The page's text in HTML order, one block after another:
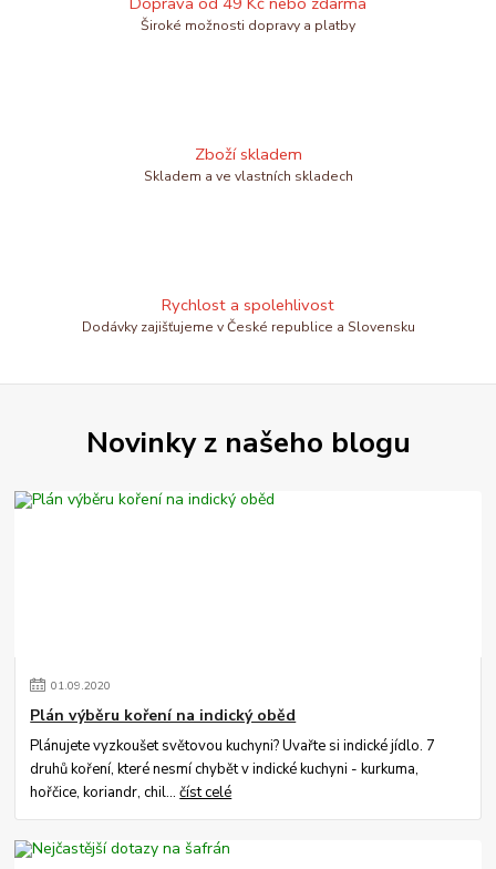
Široké možnosti dopravy a platby
Zboží skladem
Skladem a ve vlastních skladech
Rychlost a spolehlivost
Dodávky zajišťujeme v České republice a Slovensku
Novinky z našeho blogu
01.09.2020
Plán výběru koření na indický oběd
Plánujete vyzkoušet světovou kuchyni? Uvařte si indické jídlo. 7
druhů koření, které nesmí chybět v indické kuchyni - kurkuma,
hořčice, koriandr, chil...číst celé